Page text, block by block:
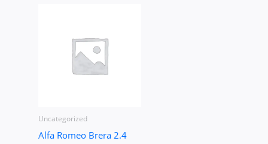
Uncategorized
Alfa Romeo Brera 2.4